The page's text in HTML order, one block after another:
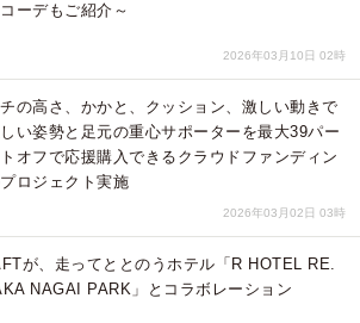
ーデもご紹介～
2026年03月10日 02時
の高さ、かかと、クッション、激しい動きで
い姿勢と足元の重心サポーターを最大39パー
オフで応援購入できるクラウドファンディン
ロジェクト実施
2026年03月02日 03時
が、走ってととのうホテル「R HOTEL RE.
NAGAI PARK」とコラボレーション